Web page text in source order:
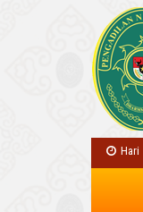
Hari